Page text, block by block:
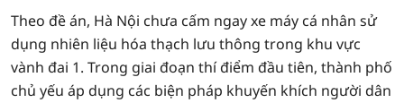
Theo đề án, Hà Nội chưa cấm ngay xe máy cá nhân sử
dụng nhiên liệu hóa thạch lưu thông trong khu vực
vành đai 1. Trong giai đoạn thí điểm đầu tiên, thành phố
chủ yếu áp dụng các biện pháp khuyến khích người dân